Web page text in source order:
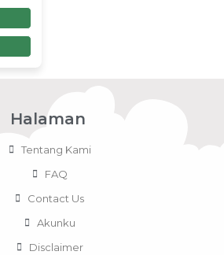
Halaman
Tentang Kami
FAQ
Contact Us
Akunku
Disclaimer